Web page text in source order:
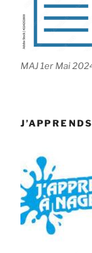
MAJ 1er Mai